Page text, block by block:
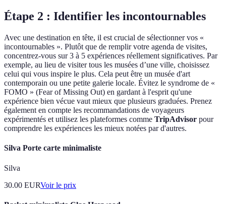
Étape 2 : Identifier les incontournables
Avec une destination en tête, il est crucial de sélectionner vos «
incontournables ». Plutôt que de remplir votre agenda de visites,
concentrez-vous sur 3 à 5 expériences réellement significatives. Par
exemple, au lieu de visiter tous les musées d’une ville, choisissez
celui qui vous inspire le plus. Cela peut être un musée d'art
contemporain ou une petite galerie locale. Évitez le syndrome de «
FOMO » (Fear of Missing Out) en gardant à l'esprit qu'une
expérience bien vécue vaut mieux que plusieurs graduées. Prenez
également en compte les recommandations de voyageurs
expérimentés et utilisez les plateformes comme TripAdvisor pour
comprendre les expériences les mieux notées par d'autres.
Silva Porte carte minimaliste
Silva
30.00 EURVoir le prix